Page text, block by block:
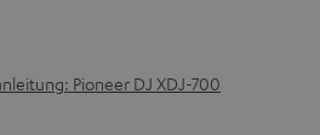
Pioneer DJ XDJ-700